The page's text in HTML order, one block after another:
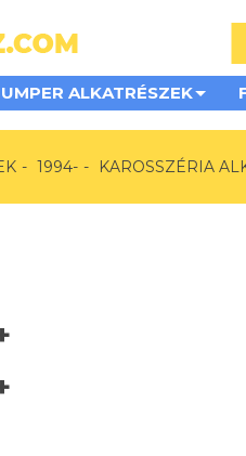
ALKATRÉSZEK
1994- KAROSSZÉRIA